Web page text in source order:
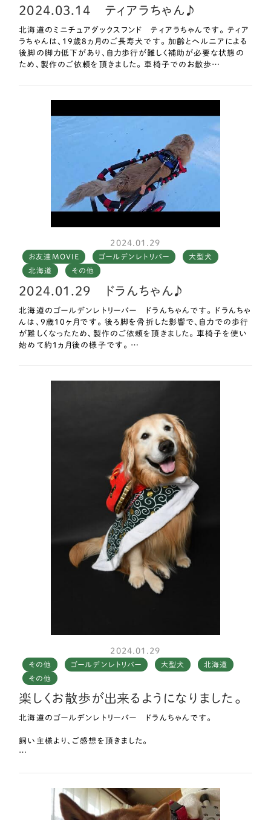
本当にありがとうございます！
2024.03.14 ティアラちゃん♪
北海道のミニチュアダックスフンド ティアラちゃんです。 ティア
ラちゃんは、19歳8ヵ月のご長寿犬です。 加齢とヘルニアによる
後脚の脚力低下があり、自力歩行が難しく補助が必要な状態の
ため、製作のご依頼を頂きました。 車椅子でのお散歩…
2024.01.29
お友達MOVIE ゴールデンレトリバー
大型犬
北海道
その他
2024.01.29 ドラんちゃん♪
北海道のゴールデンレトリーバー ドラんちゃんです。 ドラんちゃ
んは、9歳10ヶ月です。 後ろ脚を骨折した影響で、自力での歩行
が難しくなったため、製作のご依頼を頂きました。 車椅子を使い
始めて約1ヵ月後の様子です。 …
2024.01.29
その他 ゴールデンレトリバー 大型犬
北海道
その他
楽しくお散歩が出来るようになりました。
北海道のゴールデンレトリーバー ドラんちゃんです。
飼い主様より、ご感想を頂きました。
お世話になっております。
調整が完了して約1ヶ月、楽しくお散歩が出来るようになりました。